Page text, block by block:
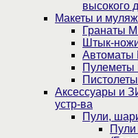
высокого
Макеты и
Гранаты
Штык-
Аксессуары и
устр-ва
Пули,